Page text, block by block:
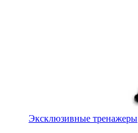
Эксклюзивные тренажеры